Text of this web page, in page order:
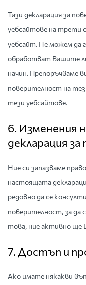
Тази декларация за
уебсайтове на трети
уебсайт. Не можем да
обработват Вашите
начин. Препоръчваме
поверителност на
тези уебсайтове.
6. Изменения
декларация
Ние си запазваме
настоящата
редовно да се
поверителност, за да
това, ние активно ще
7. Достъп и
Ако имате някакви